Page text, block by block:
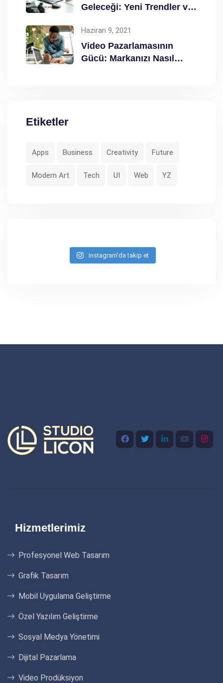
Geleceği: Yeni Trendler ve
Haziran 9, 2021
Video Pazarlamasının
Gücü: Markanızı Nasıl
Etiketler
Apps Business Creativity Future
Modern Art Tech UI Web YZ
Instagram'da takip et
Hizmetlerimiz
Profesyonel Web Tasarım
Grafik Tasarım
Mobil Uygulama Geliştirme
Özel Yazılım Geliştirme
Sosyal Medya Yönetimi
Dijital Pazarlama
Video Prodüksiyon